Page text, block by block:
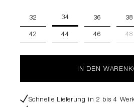
32 34 36 38
42 44 46 48
IN DEN
Schnelle Lieferung in 2 bis 4